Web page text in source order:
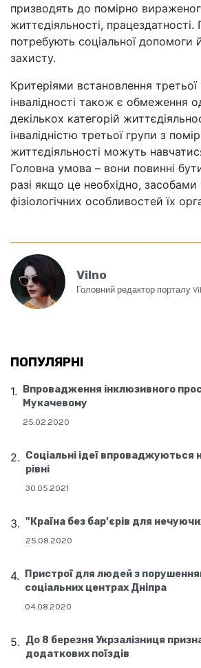
призводять до помірно
життєдіяльності,
потребують соціальної допомоги
захисту.
Критеріями встановлення третьої
інвалідності також є обмеження
декількох категорій
інвалідністю третьої групи з
життєдіяльності можуть
Головна умова – вони повинні
разі якщо це необхідно, засобами
фізіологічних особливостей їх
Vilno
Головний редактор порталу
ПОПУЛЯРНІ
Впровадження інклюзивного
Мукачевому
25.02.2020
Соціальні ідеї впроваджуються
рівні
30.05.2021
"Країна без бар’єрів для
25.08.2020
Пристрої для людей з
соціальних центрах Дніпра
04.08.2020
До 8 березня Укрзалізниця
додаткових поїздів